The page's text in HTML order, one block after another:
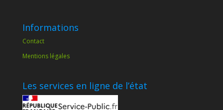
Informations
Contact
Mentions légales
Les services en ligne de l’état